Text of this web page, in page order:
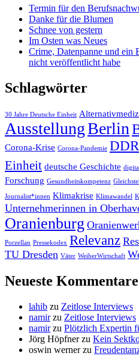
Termin für den
Danke für die Blumen
Schnee von gestern
Im Osten was Neues
Crime, Datenpanne und ein
nicht veröffentlicht habe
Schlagwörter
30 Jahre Deutsche Einheit
AusstellungBerlin
Corona-Krise Corona-Pandemie DDR
Einheit deutsche Geschichte
Forschung Gesundheitskompetenz
Journalist*innen Klimakrise Klimawandel
Unternehmerinnen in
Oranienburg
Porzellan Pressekodex Relevanz
TU Dresden Väter WeiberWirtschaft
Neueste Kommentare
lahib zu Zeitlose Interviews
namirzu Zeitlose Interviews
namirzu Plötzlich Expertin
Jörg Höpfnerzu Kein
oswin wernerzu